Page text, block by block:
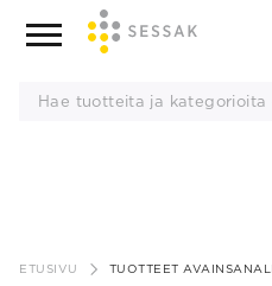
sisältöön
ETUSIVU TUOTTEET